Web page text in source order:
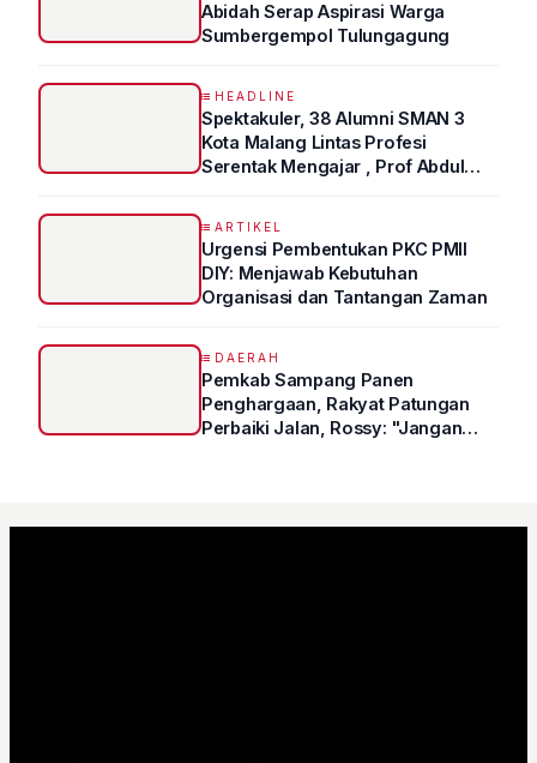
Abidah Serap Aspirasi Warga
Sumbergempol Tulungagung
HEADLINE
Spektakuler, 38 Alumni SMAN 3
Kota Malang Lintas Profesi
Serentak Mengajar , Prof Abdul
ARTIKEL
Urgensi Pembentukan PKC PMII
DIY: Menjawab Kebutuhan
Organisasi dan Tantangan Zaman
DAERAH
Pemkab Sampang Panen
Penghargaan, Rakyat Patungan
Perbaiki Jalan, Rossy: "Jangan